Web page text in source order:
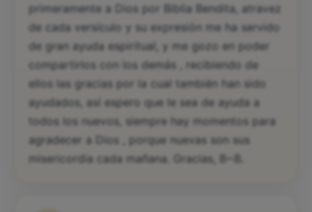
primeramente a Dios por Biblia Bendita, atravez
de cada versículo y su expresión me ha servido
de gran ayuda espiritual, y me gozo en poder
compartirlos con los demás , recibiendo de
ellos las gracias por la cual también han sido
ayudados, así espero que le sea de ayuda a
todos los nuevos, siempre hay momentos para
agradecer a Dios , porque nuevas son sus
misericordia cada mañana. Gracias, B~B.